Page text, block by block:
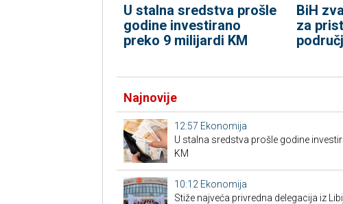
U stalna sredstva prošle
godine investirano
preko 9 milijardi KM
BiH
za
Najnovije
12:57 Ekonomija
U stalna sredstva prošle godine
KM
10:12 Ekonomija
Stiže najveća privredna delegacija iz